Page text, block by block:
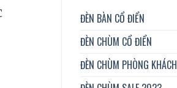
ĐÈN BÀN CỔ ĐIỂN
ĐÈN CHÙM CỔ ĐIỂN
ĐÈN CHÙM PHÒNG KHÁCH